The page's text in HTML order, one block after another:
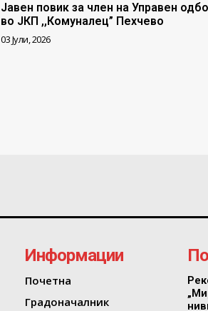
Јавен повик за член на Управен
во ЈКП ,,Комуналец” Пехчево
03 Јули, 2026
Информации
Почетна
Градоначалник